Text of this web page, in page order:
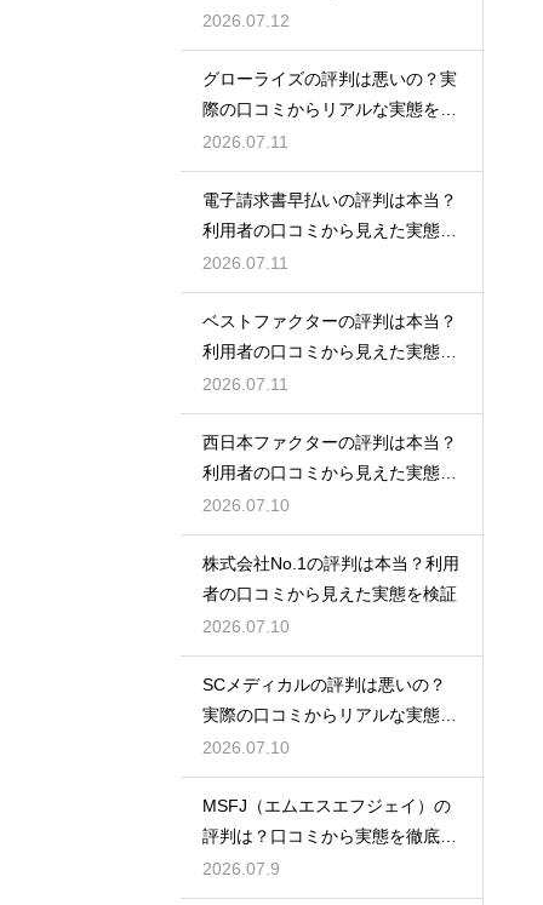
2026.07.12
グローライズの評判は悪いの？実
際の口コミからリアルな実態を検
証！
2026.07.11
電子請求書早払いの評判は本当？
利用者の口コミから見えた実態を
検証
2026.07.11
ベストファクターの評判は本当？
利用者の口コミから見えた実態を
検証
2026.07.11
西日本ファクターの評判は本当？
利用者の口コミから見えた実態を
検証
2026.07.10
株式会社No.1の評判は本当？利用
者の口コミから見えた実態を検証
2026.07.10
SCメディカルの評判は悪いの？
実際の口コミからリアルな実態を
検証
2026.07.10
MSFJ（エムエスエフジェイ）の
評判は？口コミから実態を徹底検
証
2026.07.9